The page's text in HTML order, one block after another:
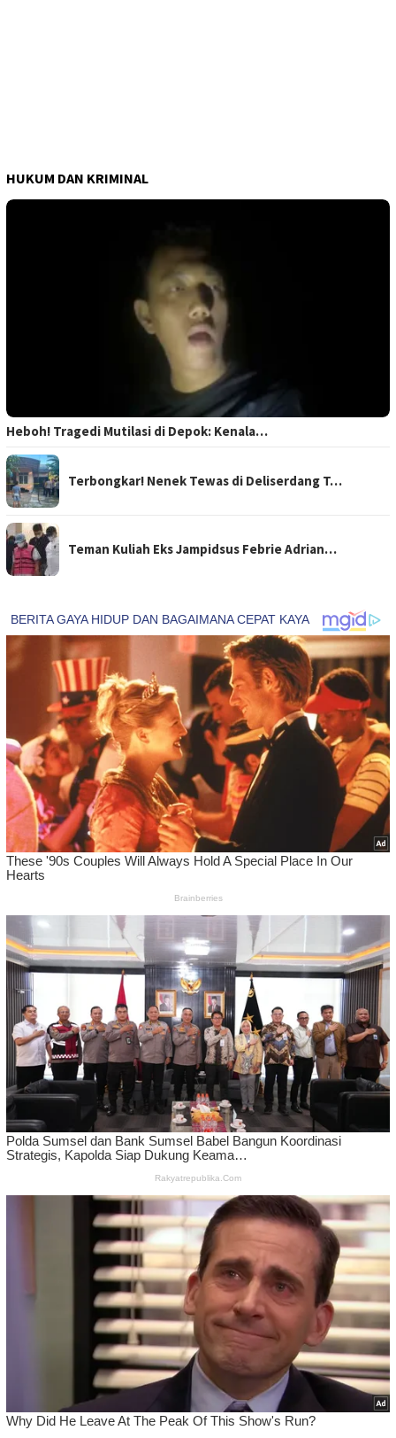
HUKUM DAN KRIMINAL
Heboh! Tragedi Mutilasi di Depok: Kenala…
Terbongkar! Nenek Tewas di Deliserdang T…
Teman Kuliah Eks Jampidsus Febrie Adrian…